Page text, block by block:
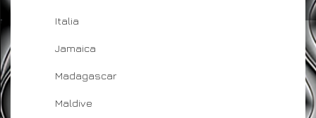
Italia
Jamaica
Madagascar
Maldive